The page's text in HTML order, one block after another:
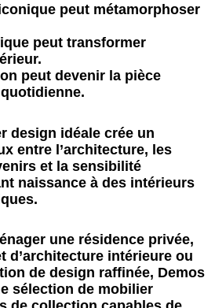
peut métamorphoser
peut transformer
peut devenir la pièce
design idéale crée un
entre l’architecture, les
et la sensibilité
naissance à des intérieurs
une résidence privée,
d’architecture intérieure ou
de design raffinée, Demos
sélection de mobilier